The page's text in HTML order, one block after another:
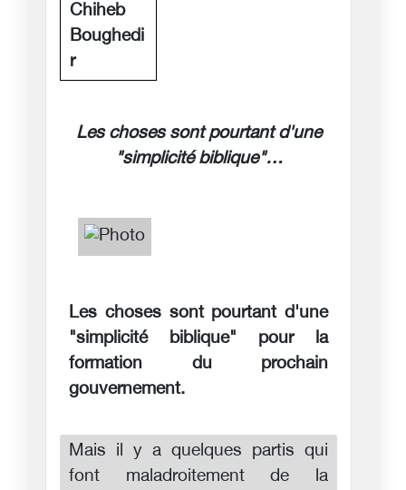
Chiheb
Boughedi
r
Les choses sont pourtant d'une
"simplicité biblique"…
Les choses sont pourtant d'une
"simplicité biblique" pour la
formation du prochain
gouvernement.
Mais il y a quelques partis qui
font maladroitement de la